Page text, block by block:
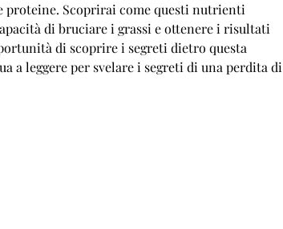
proteine. Scoprirai come questi nutrienti
di bruciare i grassi e ottenere i risultati
di scoprire i segreti dietro questa
a leggere per svelare i segreti di una perdita di